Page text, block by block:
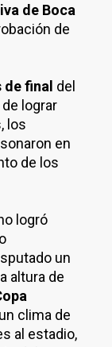
de Boca
de
final del
de lograr
los
en
de los
logró
un
altura de
clima de
al estadio,